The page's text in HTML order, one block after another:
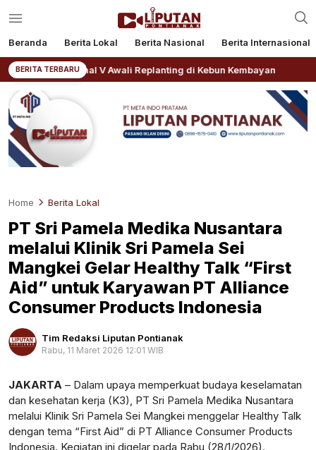
Beranda Berita Lokal Berita Nasional Berita Internasional
BERITA TERBARU
IV Regional V Awali Replanting di Kebun Kembayan
Home Berita Lokal
PT Sri Pamela Medika Nusantara
melalui Klinik Sri Pamela Sei
Mangkei Gelar Healthy Talk “First
Aid” untuk Karyawan PT Alliance
Consumer Products Indonesia
Tim Redaksi Liputan Pontianak
Rabu, 11 Maret 2026 12:01 WIB
Perbesar
JAKARTA – Dalam upaya memperkuat budaya keselamatan
dan kesehatan kerja (K3), PT Sri Pamela Medika Nusantara
melalui Klinik Sri Pamela Sei Mangkei menggelar Healthy Talk
dengan tema “First Aid” di PT Alliance Consumer Products
Indonesia. Kegiatan ini digelar pada Rabu (28/1/2026).